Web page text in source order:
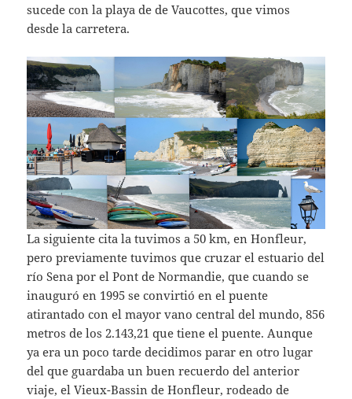
sucede con la playa de de Vaucottes, que vimos
desde la carretera.
La siguiente cita la tuvimos a 50 km, en Honfleur,
pero previamente tuvimos que cruzar el estuario del
río Sena por el Pont de Normandie, que cuando se
inauguró en 1995 se convirtió en el puente
atirantado con el mayor vano central del mundo, 856
metros de los 2.143,21 que tiene el puente. Aunque
ya era un poco tarde decidimos parar en otro lugar
del que guardaba un buen recuerdo del anterior
viaje, el Vieux-Bassin de Honfleur, rodeado de